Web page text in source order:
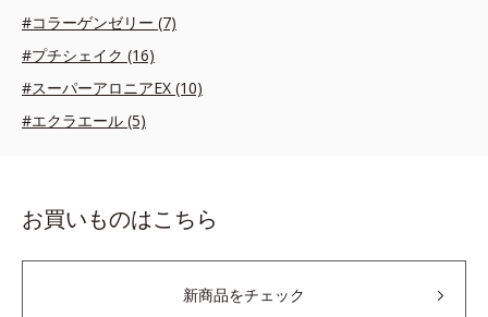
#コラーゲンゼリー (7)
#プチシェイク (16)
#スーパーアロニアEX (10)
#エクラエール (5)
お買いものはこちら
新商品をチェック